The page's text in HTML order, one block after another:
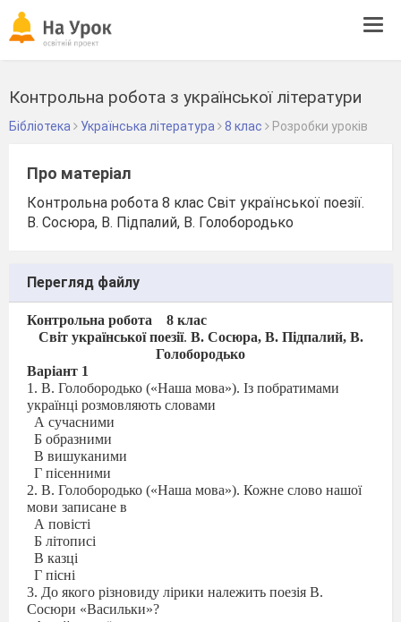
Контрольна робота з української літератури
Бібліотека Українська література 8 клас Розробки уроків
Про матеріал
Контрольна робота 8 клас Світ української поезії.
В. Сосюра, В. Підпалий, В. Голобородько
Перегляд файлу
Контрольна робота
8 клас
Світ української поезії. В. Сосюра, В. Підпалий, В.
Голобородько
Варіант 1
1. В. Голобородько («Наша мова»). Із побратимами
українці розмовляють словами
А сучасними
Б образними
В вишуканими
Г пісенними
2. В. Голобородько («Наша мова»). Кожне слово нашої
мови записане в
А повісті
Б літописі
В казці
Г пісні
3. До якого різновиду лірики належить поезія В.
Сосюри «Васильки»?